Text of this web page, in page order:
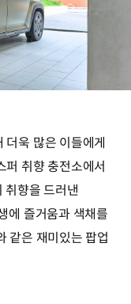
욱 많은 이들에게
취향 충전소에서
취향을 드러낸
에 즐거움과 색채를
같은 재미있는 팝업